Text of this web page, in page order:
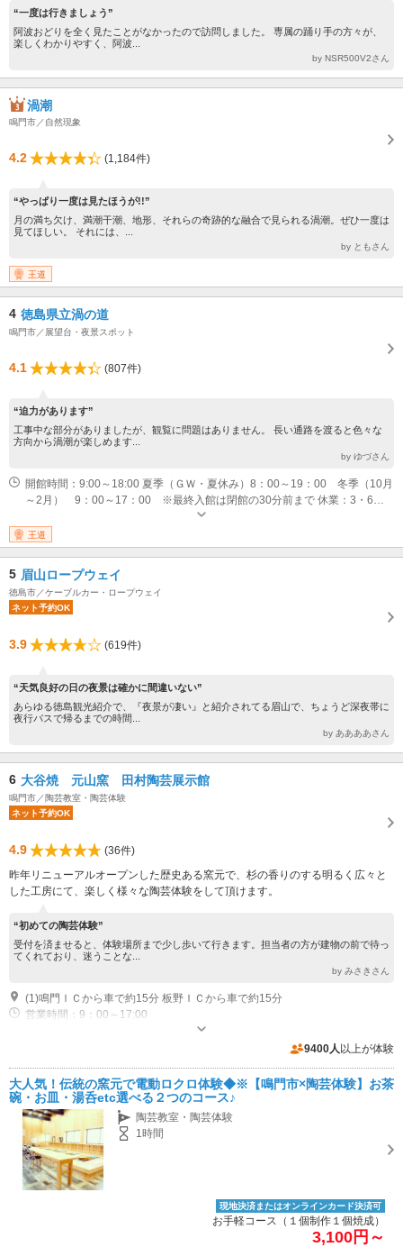
“一度は行きましょう”
阿波おどりを全く見たことがなかったので訪問しました。 専属の踊り手の方々が、
楽しくわかりやすく、阿波...
by NSR500V2さん
渦潮
鳴門市／自然現象
4.2 (1,184件)
“やっぱり一度は見たほうが!!”
月の満ち欠け、満潮干潮、地形、それらの奇跡的な融合で見られる渦潮。ぜひ一度は
見てほしい。 それには、...
by ともさん
王道
4 徳島県立渦の道
鳴門市／展望台・夜景スポット
4.1 (807件)
“迫力があります”
工事中な部分がありましたが、観覧に問題はありません。 長い通路を渡ると色々な
方向から渦潮が楽しめます...
by ゆづさん
開館時間：9:00～18:00 夏季（ＧＷ・夏休み）8：00～19：00 冬季（10月
～2月） 9：00～17：00 ※最終入館は閉館の30分前まで 休業：3・6・
9・12月の第2月曜日。 ※夏休み（7/20～8/31）は無休
王道
5 眉山ロープウェイ
徳島市／ケーブルカー・ロープウェイ
ネット予約OK
3.9 (619件)
“天気良好の日の夜景は確かに間違いない”
あらゆる徳島観光紹介で、『夜景が凄い』と紹介されてる眉山で、ちょうど深夜帯に
夜行バスで帰るまでの時間...
by ああああさん
6 大谷焼 元山窯 田村陶芸展示館
鳴門市／陶芸教室・陶芸体験
ネット予約OK
4.9
(36件)
昨年リニューアルオープンした歴史ある窯元で、杉の香りのする明るく広々と
した工房にて、楽しく様々な陶芸体験をして頂けます。
“初めての陶芸体験”
受付を済ませると、体験場所まで少し歩いて行きます。担当者の方が建物の前で待っ
てくれており、迷うことな...
by みさきさん
(1)鳴門ＩＣから車で約15分 板野ＩＣから車で約15分
営業時間：9：00～17:00
9400人 以上が体験
大人気！伝統の窯元で電動ロクロ体験◆※【鳴門市×陶芸体験】お茶
碗・お皿・湯呑etc選べる２つのコース♪
陶芸教室・陶芸体験
1時間
現地決済またはオンラインカード決済可
お手軽コース（１個制作１個焼成）
3,100円～